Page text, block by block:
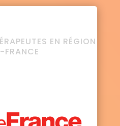
EN RÉGION
FRANCE